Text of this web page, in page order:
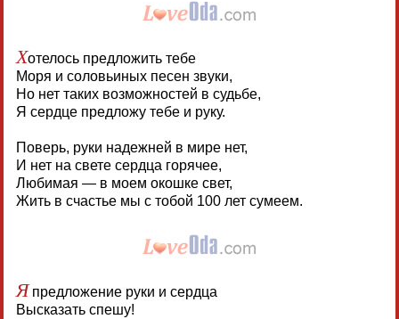
Хотелось предложить тебе
Моря и соловьиных песен звуки,
Но нет таких возможностей в судьбе,
Я сердце предложу тебе и руку.
Поверь, руки надежней в мире нет,
И нет на свете сердца горячее,
Любимая — в моем окошке свет,
Жить в счастье мы с тобой 100 лет сумеем.
Япредложение руки и сердца
Высказать спешу!